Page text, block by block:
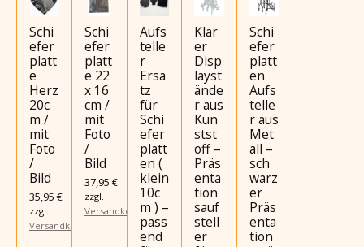
Schi
efer
platt
e
Herz
20c
m /
mit
Foto
/
Bild
35,95 €
zzgl.
Versandkosten
Schi
efer
platt
e 22
x 16
cm /
mit
Foto
/
Bild
37,95 €
zzgl.
Versandkosten
Aufs
telle
r
Ersa
tz
für
Schi
efer
platt
en (
klein
10c
m ) –
pass
end
Klar
er
Disp
layst
ände
r aus
Kun
stst
off –
Präs
enta
tion
sauf
stell
er
Schi
efer
platt
en
Aufs
telle
r aus
Met
all –
sch
warz
er
Präs
enta
tion